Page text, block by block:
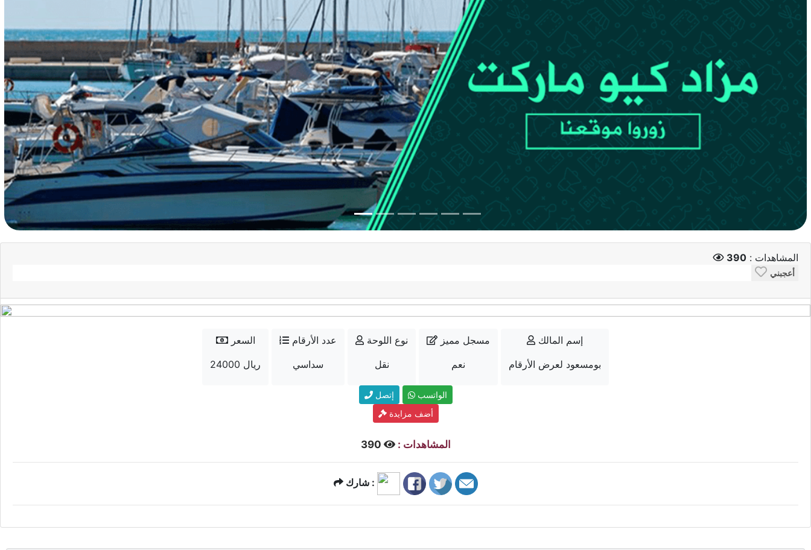
المشاهدات : 390
أعجبني
السعر
24000 ريال
عدد الأرقام
سداسي
نوع اللوحة
نقل
مسجل مميز
نعم
إسم المالك
بومسعود لعرض الأرقام
إتصل
الواتسب
أضف مزايدة
المشاهدات :
شارك :